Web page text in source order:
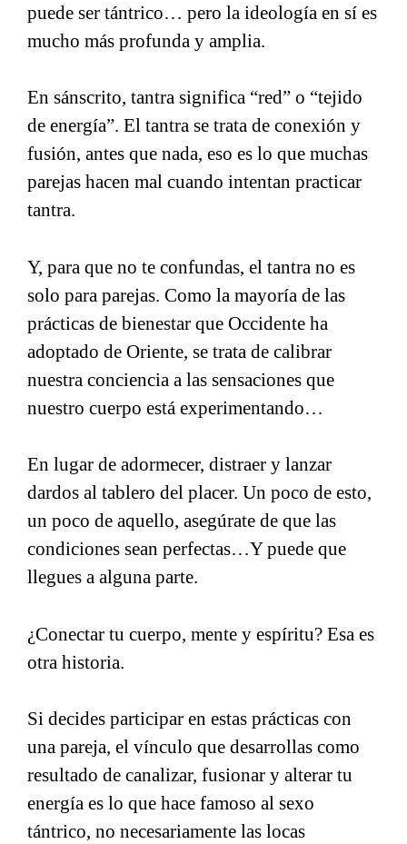
puede ser tántrico… pero la ideología en sí es
mucho más profunda y amplia.
En sánscrito, tantra significa “red” o “tejido
de energía”. El tantra se trata de conexión y
fusión, antes que nada, eso es lo que muchas
parejas hacen mal cuando intentan practicar
tantra.
Y, para que no te confundas, el tantra no es
solo para parejas. Como la mayoría de las
prácticas de bienestar que Occidente ha
adoptado de Oriente, se trata de calibrar
nuestra conciencia a las sensaciones que
nuestro cuerpo está experimentando…
En lugar de adormecer, distraer y lanzar
dardos al tablero del placer. Un poco de esto,
un poco de aquello, asegúrate de que las
condiciones sean perfectas…Y puede que
llegues a alguna parte.
¿Conectar tu cuerpo, mente y espíritu? Esa es
otra historia.
Si decides participar en estas prácticas con
una pareja, el vínculo que desarrollas como
resultado de canalizar, fusionar y alterar tu
energía es lo que hace famoso al sexo
tántrico, no necesariamente las locas